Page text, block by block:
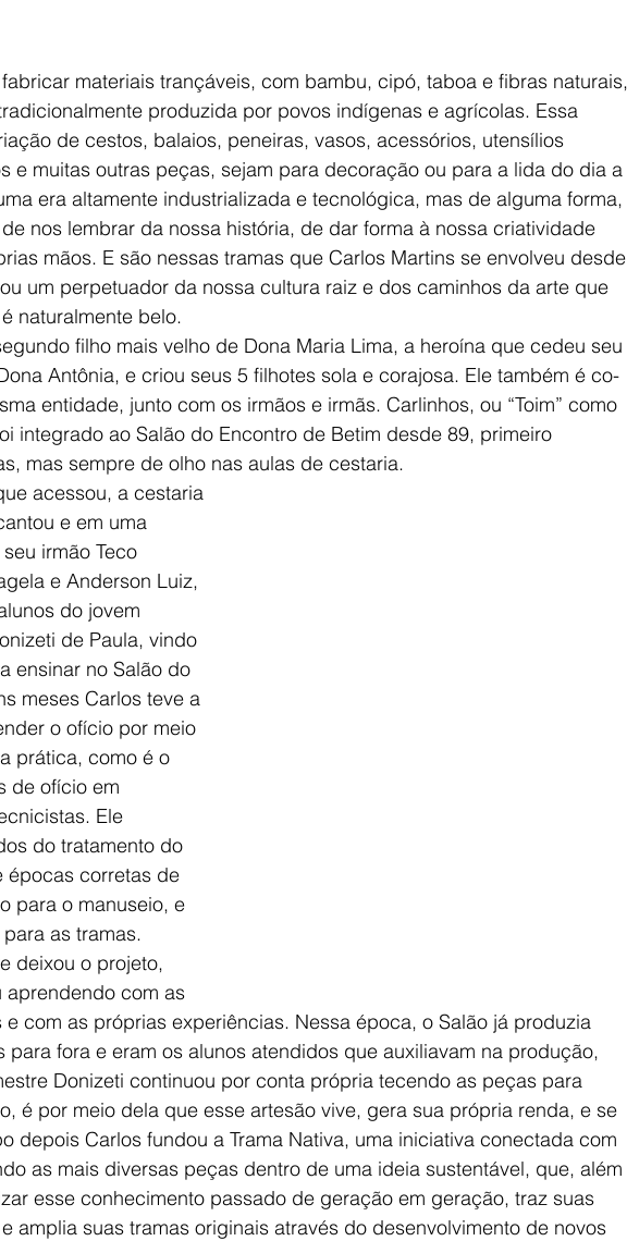
materiais trançáveis, com bambu, cipó, taboa e fibras naturais,
produzida por povos indígenas e agrícolas. Essa
de cestos, balaios, peneiras, vasos, acessórios, utensílios
e muitas outras peças, sejam para decoração ou para a lida do dia a
era altamente industrializada e tecnológica, mas de alguma forma,
nos lembrar da nossa história, de dar forma à nossa criatividade
mãos. E são nessas tramas que Carlos Martins se envolveu desde
um perpetuador da nossa cultura raiz e dos caminhos da arte que
naturalmente belo.
filho mais velho de Dona Maria Lima, a heroína que cedeu seu
Antônia, e criou seus 5 filhotes sola e corajosa. Ele também é co-
entidade, junto com os irmãos e irmãs. Carlinhos, ou “Toim” como
integrado ao Salão do Encontro de Betim desde 89, primeiro
mas sempre de olho nas aulas de cestaria.
e em uma
irmão Teco
e Anderson Luiz,
do jovem
de Paula, vindo
ensinar no Salão do
meses Carlos teve a
o ofício por meio
prática, como é o
de ofício em
Ele
do tratamento do
épocas corretas de
para o manuseio, e
as tramas.
deixou o projeto,
aprendendo com as
e com as próprias experiências. Nessa época, o Salão já produzia
para fora e eram os alunos atendidos que auxiliavam na produção,
Donizeti continuou por conta própria tecendo as peças para
é por meio dela que esse artesão vive, gera sua própria renda, e se
depois Carlos fundou a Trama Nativa, uma iniciativa conectada com
as mais diversas peças dentro de uma ideia sustentável, que, além
esse conhecimento passado de geração em geração, traz suas
amplia suas tramas originais através do desenvolvimento de novos